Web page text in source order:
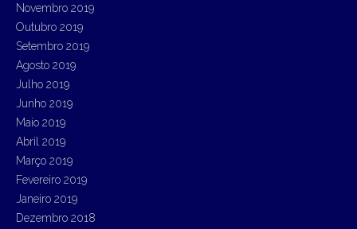
Novembro 2019
Outubro 2019
Setembro 2019
Agosto 2019
Julho 2019
Junho 2019
Maio 2019
Abril 2019
Março 2019
Fevereiro 2019
Janeiro 2019
Dezembro 2018